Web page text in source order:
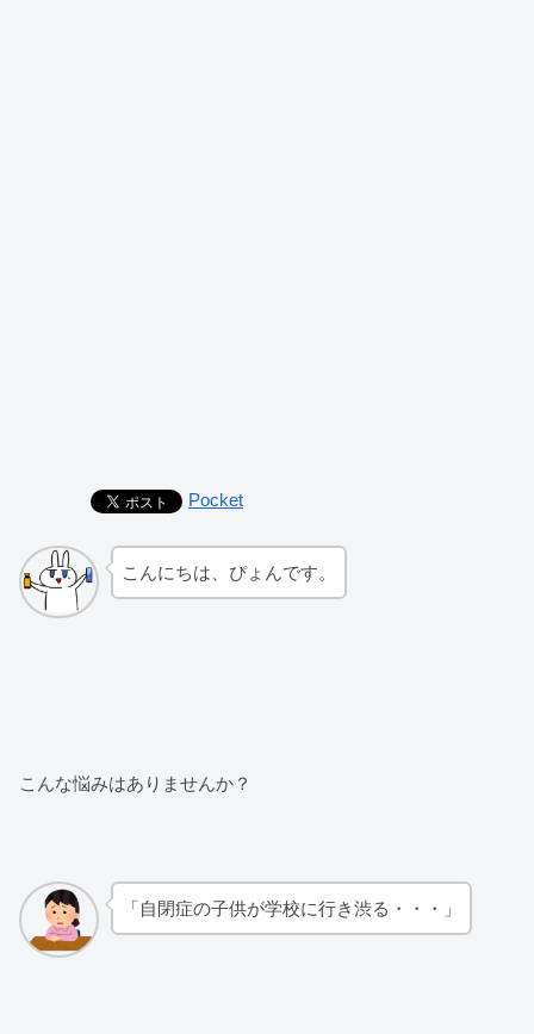
Pocket
こんにちは、ぴょんです。
こんな悩みはありませんか？
「自閉症の子供が学校に行き渋る・・・」